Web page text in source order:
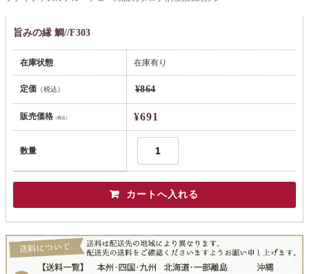
旨みの縁 鯛//F303
在庫状態 在庫有り
定価（税込） ¥864
販売価格（税込） ¥691
数量